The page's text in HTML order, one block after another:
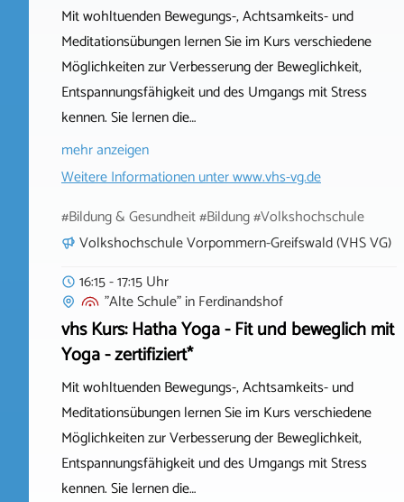
Mit wohltuenden Bewegungs-, Achtsamkeits- und
Meditationsübungen lernen Sie im Kurs verschiedene
Möglichkeiten zur Verbesserung der Beweglichkeit,
Entspannungsfähigkeit und des Umgangs mit Stress
kennen. Sie lernen die…
mehr anzeigen
Weitere Informationen unterwww.vhs-vg.de
#Bildung & Gesundheit #Bildung #Volkshochschule
Volkshochschule Vorpommern-Greifswald (VHS VG)
16:15 - 17:15 Uhr
"Alte Schule"inFerdinandshof
vhs Kurs: Hatha Yoga - Fit und beweglich mit
Yoga - zertifiziert*
Mit wohltuenden Bewegungs-, Achtsamkeits- und
Meditationsübungen lernen Sie im Kurs verschiedene
Möglichkeiten zur Verbesserung der Beweglichkeit,
Entspannungsfähigkeit und des Umgangs mit Stress
kennen. Sie lernen die…